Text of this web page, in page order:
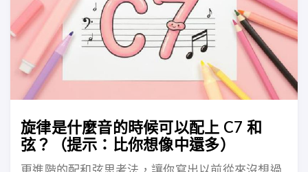
旋律是什麼音的時候可以配上 C7 和
弦？（提示：比你想像中還多）